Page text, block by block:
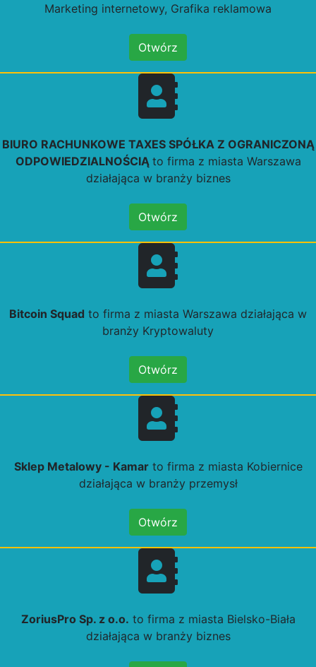
Marketing internetowy, Grafika reklamowa
Otwórz
BIURO RACHUNKOWE TAXES SPÓŁKA Z OGRANICZONĄ
ODPOWIEDZIALNOŚCIĄ to firma z miasta Warszawa
działająca w branży biznes
Otwórz
Bitcoin Squad to firma z miasta Warszawa działająca w
branży Kryptowaluty
Otwórz
Sklep Metalowy - Kamarto firma z miasta Kobiernice
działająca w branży przemysł
Otwórz
ZoriusPro Sp. z o.o. to firma z miasta Bielsko-Biała
działająca w branży biznes